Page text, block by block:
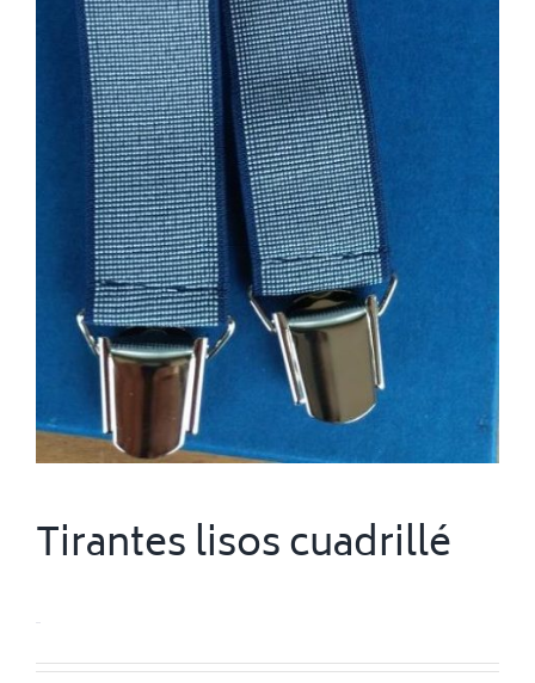
Tirantes lisos cuadrillé